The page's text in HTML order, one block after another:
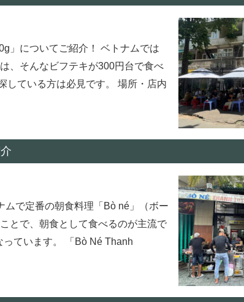
」についてご紹介！ ベトナムでは
、そんなビフテキが300円台で食べ
している方は必見です。 場所・店内
で定番の朝食料理「Bò né」（ボー
とで、朝食として食べるのが主流で
ています。 「Bò Né Thanh